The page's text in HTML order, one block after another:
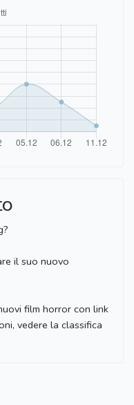
il suo nuovo
film horror con link
vedere la classifica